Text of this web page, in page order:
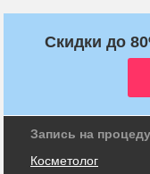
Скидки до
Запись на
Косметолог